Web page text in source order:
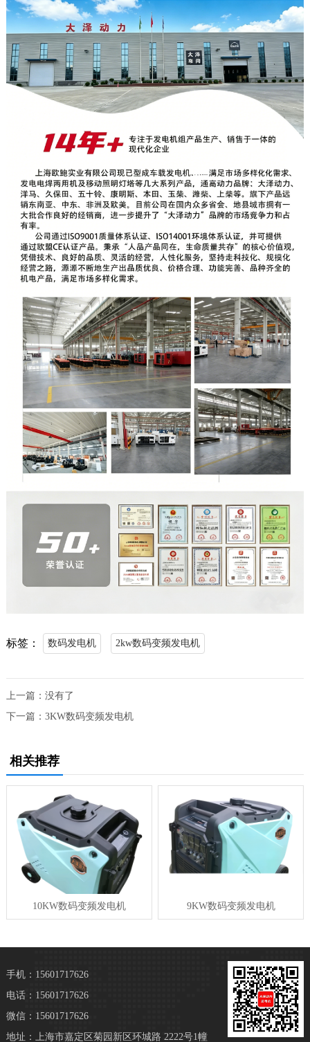
标签： 数码发电机 2kw数码变频发电机
上一篇：没有了
下一篇：3KW数码变频发电机
相关推荐
10KW数码变频发电机 9KW数码变频发电机
手机：15601717626
电话：15601717626
微信：15601717626
地址：上海市嘉定区菊园新区环城路 2222号1幢